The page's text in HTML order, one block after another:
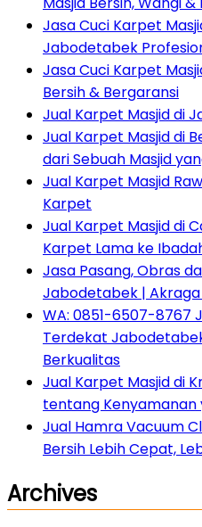
Jasa Cuci Karpet
Jabodetabek
Jasa Cuci Karpet
Bersih & Bergaransi
Jual Karpet Masjid di
Jual Karpet Masjid di
dari Sebuah Masjid
Jual Karpet Masjid
Karpet
Jual Karpet Masjid di
Karpet Lama ke
Jasa Pasang, Obras
Jabodetabek |
WA: 0851-6507-8767
Terdekat
Berkualitas
Jual Karpet Masjid di
tentang Kenyamanan
Jual Hamra Vacuum
Bersih Lebih Cepat,
Archives